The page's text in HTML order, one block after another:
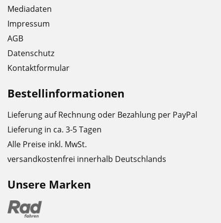
Mediadaten
Impressum
AGB
Datenschutz
Kontaktformular
Bestellinformationen
Lieferung auf Rechnung oder Bezahlung per PayPal
Lieferung in ca. 3-5 Tagen
Alle Preise inkl. MwSt.
versandkostenfrei innerhalb Deutschlands
Unsere Marken